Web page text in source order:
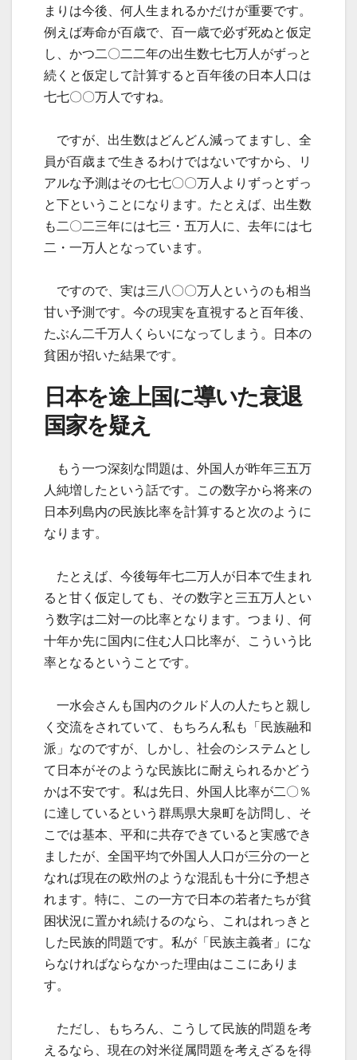
まりは今後、何人生まれるかだけが重要です。
例えば寿命が百歳で、百一歳で必ず死ぬと仮定
し、かつ二〇二二年の出生数七七万人がずっと
続くと仮定して計算すると百年後の日本人口は
七七〇〇万人ですね。
ですが、出生数はどんどん減ってますし、全
員が百歳まで生きるわけではないですから、リ
アルな予測はその七七〇〇万人よりずっとずっ
と下ということになります。たとえば、出生数
も二〇二三年には七三・五万人に、去年には七
二・一万人となっています。
ですので、実は三八〇〇万人というのも相当
甘い予測です。今の現実を直視すると百年後、
たぶん二千万人くらいになってしまう。日本の
貧困が招いた結果です。
日本を途上国に導いた衰退
国家を疑え
もう一つ深刻な問題は、外国人が昨年三五万
人純増したという話です。この数字から将来の
日本列島内の民族比率を計算すると次のように
なります。
たとえば、今後毎年七二万人が日本で生まれ
ると甘く仮定しても、その数字と三五万人とい
う数字は二対一の比率となります。つまり、何
十年か先に国内に住む人口比率が、こういう比
率となるということです。
一水会さんも国内のクルド人の人たちと親し
く交流をされていて、もちろん私も「民族融和
派」なのですが、しかし、社会のシステムとし
て日本がそのような民族比に耐えられるかどう
かは不安です。私は先日、外国人比率が二〇％
に達しているという群馬県大泉町を訪問し、そ
こでは基本、平和に共存できていると実感でき
ましたが、全国平均で外国人人口が三分の一と
なれば現在の欧州のような混乱も十分に予想さ
れます。特に、この一方で日本の若者たちが貧
困状況に置かれ続けるのなら、これはれっきと
した民族的問題です。私が「民族主義者」にな
らなければならなかった理由はここにありま
す。
ただし、もちろん、こうして民族的問題を考
えるなら、現在の対米従属問題を考えざるを得